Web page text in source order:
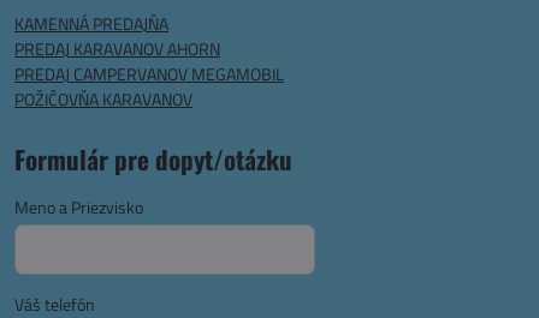
KAMENNÁ PREDAJŇA
PREDAJ KARAVANOV AHORN
PREDAJ CAMPERVANOV MEGAMOBIL
POŽIČOVŇA KARAVANOV
Formulár pre dopyt/otázku
Meno a Priezvisko
Váš telefón